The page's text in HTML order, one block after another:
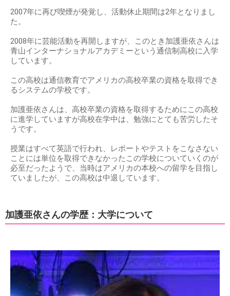
2007年に再び喫煙が発覚し、活動休止期間は2年となりまし
た。
2008年に芸能活動を再開しますが、このとき加護亜依さんは
青山インターナショナルアカデミーという通信制高校に入学
しています。
この高校は通信教育でアメリカの高校卒業の資格を取得でき
るシステムの学校です。
加護亜依さんは、高校卒業の資格を取得するためにこの高校
に進学していますが高校在学中は、勉強にとても苦労したそ
うです。
授業はすべて英語で行われ、レポートやテストをこなさない
ことには単位を取得できなかったこの学校についていくのが
必至だったようで、当時はアメリカの本校への留学を目指し
ていましたが、この高校は中退しています。
加護亜依さんの学歴：大学について